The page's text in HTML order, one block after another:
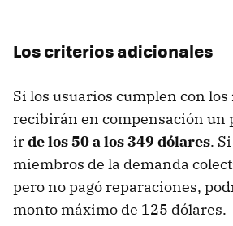
Los criterios adicionales
Si los usuarios cumplen con
recibirán en compensación un
irde los 50 a los 349 dólares.
miembros de la demanda
pero no pagó reparaciones,
monto máximo de 125 dólares.